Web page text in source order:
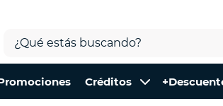
Créditos